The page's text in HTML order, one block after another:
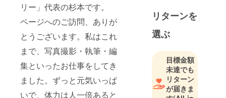
リー」代表の杉本です。
ページへのご訪問、ありが
とうございます。私はこれ
まで、写真撮影・執筆・編
集といったお仕事をしてき
ました。ずっと元気いっぱ
いで、体力は人一倍あると
宮頸がんが
手術、抗が
行いまし
た。合併症
により、一
時期は障害
リターンを
選ぶ
目標金額
未達でも
リターン
が届きま